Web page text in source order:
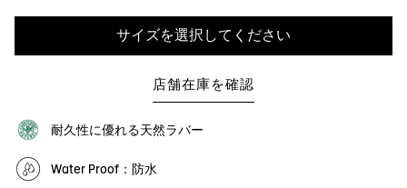
サイズを選択してください
店舗在庫を確認
耐久性に優れる天然ラバー
Water Proof：防水